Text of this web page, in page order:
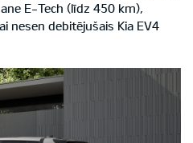
E-Tech (līdz 450 km),
nesen debitējušais Kia EV4